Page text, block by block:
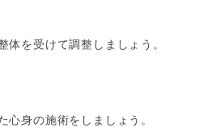
体を受けて調整しましょう。
心身の施術をしましょう。